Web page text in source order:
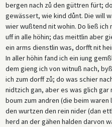
bergen nach zů den güttren fürt;
gewässert, wie kind důnt. Die will
wier wußtend nit wohin. Do ließ
uff in alle höhin; das meittlin aber
ein arms dienstlin was, dorfft nit
In aller höhin fand ich ein iung
dem gieng ich von witnuß nach,
ich zum dorff zů; do was schier
nidtzich gan, aber es was glich gar
boum zum andren (die beim
den wurtzen den rein nider (dan
herd an der gähen halden darvon